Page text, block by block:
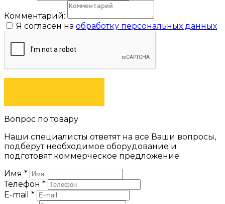
Комментарий:
Я согласен на обработку персональных данных
Вопрос по товару
Наши специалисты ответят на все Ваши вопросы,
подберут необходимое оборудование и
подготовят коммерческое предложение
Имя *
Телефон *
E-mail *